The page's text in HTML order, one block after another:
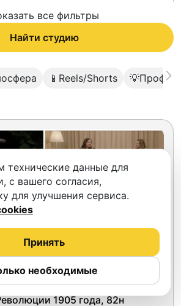
все фильтры
Найти студию
📱Reels/Shorts
4.7
1905 года, 82н
технические данные для
с вашего согласия,
для улучшения сервиса.
необходимые
Принять